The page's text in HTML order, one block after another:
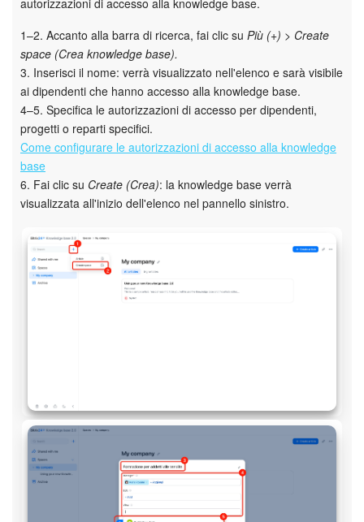
Bitrix24 On-Premise
Bitrix24 Messenger
Domande generali
INIZIA GRATIS
autorizzazioni di accesso alla knowledge base.
1–2. Accanto alla barra di ricerca, fai clic su Più (+) > Create
space (Crea knowledge base).
3. Inserisci il nome: verrà visualizzato nell'elenco e sarà visibile
ai dipendenti che hanno accesso alla knowledge base.
4–5. Specifica le autorizzazioni di accesso per dipendenti,
progetti o reparti specifici.
Come configurare le autorizzazioni di accesso alla knowledge
base
6. Fai clic su Create (Crea): la knowledge base verrà
visualizzata all'inizio dell'elenco nel pannello sinistro.